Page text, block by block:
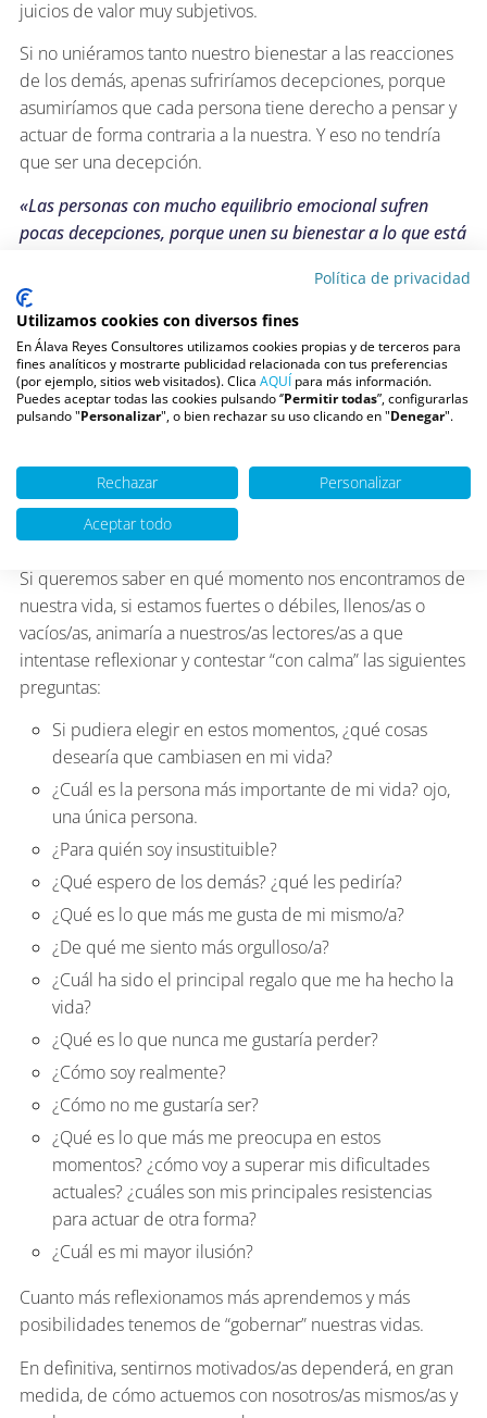
juicios de valor muy subjetivos.
Si no uniéramos tanto nuestro bienestar a las reacciones
de los demás, apenas sufriríamos decepciones, porque
asumiríamos que cada persona tiene derecho a pensar y
actuar de forma contraria a la nuestra. Y eso no tendría
que ser una decepción.
«Las personas con mucho equilibrio emocional sufren
pocas decepciones, porque unen su bienestar a lo que está
la vida y sus comportamientos. No caen en el error de
dejar que sus emociones dependan de conductas ajenas».
¿Podemos medir nuestro estado emocional?
Sí podemos medir nuestro estado emocional, y de vez en
cuanto conviene que hagamos un pequeño test sobre
desmotivados/as, alegres o tristes… Es una forma de
tomarnos el “pulso”, de medir cómo está nuestro
termómetro emocional.
Si queremos saber en qué momento nos encontramos de
nuestra vida, si estamos fuertes o débiles, llenos/as o
vacíos/as, animaría a nuestros/as lectores/as a que
intentase reflexionar y contestar “con calma” las siguientes
preguntas:
Si pudiera elegir en estos momentos, ¿qué cosas
desearía que cambiasen en mi vida?
¿Cuál es la persona más importante de mi vida? ojo,
una única persona.
¿Para quién soy insustituible?
¿Qué espero de los demás? ¿qué les pediría?
¿Qué es lo que más me gusta de mi mismo/a?
¿De qué me siento más orgulloso/a?
¿Cuál ha sido el principal regalo que me ha hecho la
vida?
¿Qué es lo que nunca me gustaría perder?
¿Cómo soy realmente?
¿Cómo no me gustaría ser?
¿Qué es lo que más me preocupa en estos
momentos? ¿cómo voy a superar mis dificultades
actuales? ¿cuáles son mis principales resistencias
para actuar de otra forma?
¿Cuál es mi mayor ilusión?
Cuanto más reflexionamos más aprendemos y más
posibilidades tenemos de “gobernar” nuestras vidas.
En definitiva, sentirnos motivados/as dependerá, en gran
medida, de cómo actuemos con nosotros/as mismos/as y
Política de privacidad
Utilizamos cookies con diversos fines
En Álava Reyes Consultores utilizamos cookies propias y de terceros para
fines analíticos y mostrarte publicidad relacionada con tus preferencias
(por ejemplo, sitios web visitados). Clica AQUÍ para más información.
Puedes aceptar todas las cookies pulsando ‘’Permitir todas”, configurarlas
pulsando "Personalizar", o bien rechazar su uso clicando en "Denegar".
Rechazar
Personalizar
Aceptar todo